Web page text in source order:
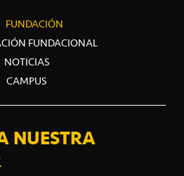
FUNDACIÓN
FUNDACIONAL
NOTICIAS
CAMPUS
NUESTRA